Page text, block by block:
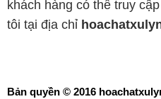
khách hàng có thể truy
tôi tại địa chỉ
Bản quyền © 2016